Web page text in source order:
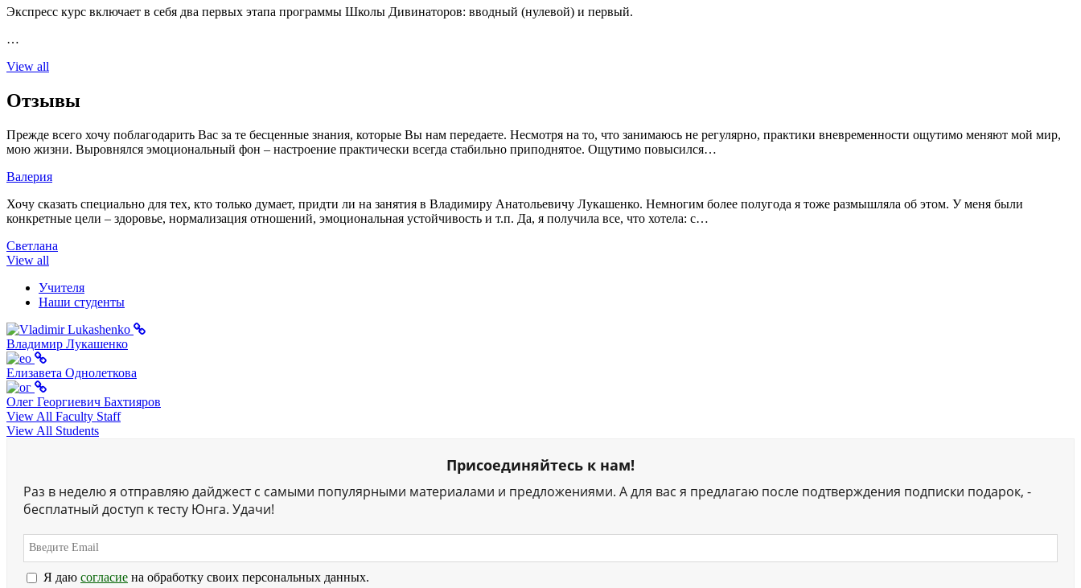
Экспресс курс включает в себя два первых этапа программы Школы Дивинаторов: вводный (нулевой) и первый.
…
View all
Отзывы
Прежде всего хочу поблагодарить Вас за те бесценные знания, которые Вы нам передаете. Несмотря на то, что занимаюсь не регулярно, практики вневременности ощутимо меняют мой мир,
мою жизни. Выровнялся эмоциональный фон – настроение практически всегда стабильно приподнятое. Ощутимо повысился…
Валерия
Хочу сказать специально для тех, кто только думает, придти ли на занятия в Владимиру Анатольевичу Лукашенко. Немногим более полугода я тоже размышляла об этом. У меня были
конкретные цели – здоровье, нормализация отношений, эмоциональная устойчивость и т.п. Да, я получила все, что хотела: с…
Светлана
View all
Учителя
Наши студенты
Владимир Лукашенко
Елизавета Однолеткова
Олег Георгиевич Бахтияров
View All Faculty Staff
View All Students
Присоединяйтесь к нам!
Раз в неделю я отправляю дайджест с самыми популярными материалами и предложениями. А для вас я предлагаю после подтверждения подписки подарок, -
бесплатный доступ к тесту Юнга. Удачи!
Я даю согласие на обработку своих персональных данных.